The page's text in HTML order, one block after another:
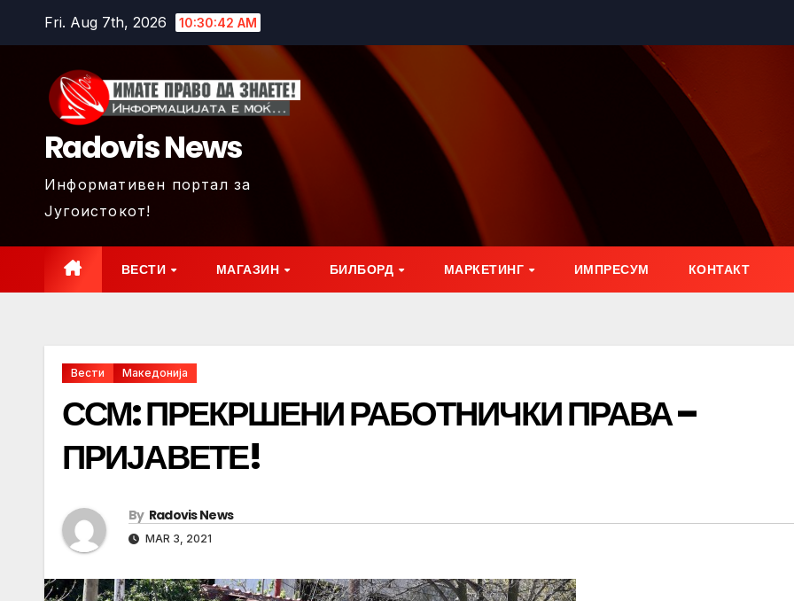
Fri. Aug 7th, 2026 10:30:44 AM
Radovis News
Информативен портал за
Југоистокот!
ВЕСТИ МАГАЗИН БИЛБОРД МАРКЕТИНГ ИМПРЕСУМ КОНТАКТ
Вести Македонија
ССМ: ПРЕКРШЕНИ РАБОТНИЧКИ ПРАВА –
ПРИЈАВЕТЕ!
By Radovis News
MAR 3, 2021